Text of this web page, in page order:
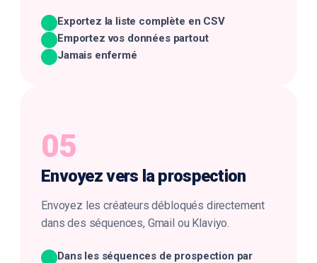
Exportez la liste complète en CSV
Emportez vos données partout
Jamais enfermé
05
Envoyez vers laprospection
Envoyez les créateurs débloqués directement
dans des séquences, Gmail ou Klaviyo.
Dans les séquences de prospection par